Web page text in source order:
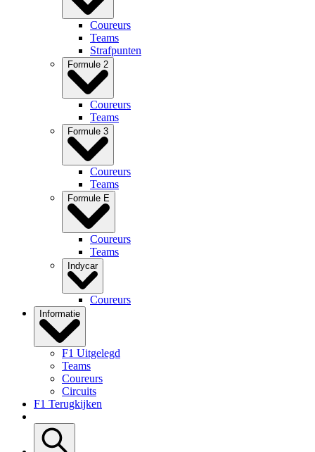
Coureurs
Teams
Strafpunten
Formule 2
Coureurs
Teams
Formule 3
Coureurs
Teams
Formule E
Coureurs
Teams
Indycar
Coureurs
Informatie
F1 Uitgelegd
Teams
Coureurs
Circuits
F1 Terugkijken